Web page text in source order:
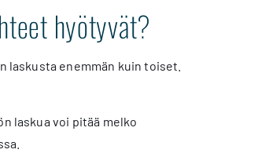
hyötyvät?
laskusta enemmän kuin toiset.
laskua voi pitää melko